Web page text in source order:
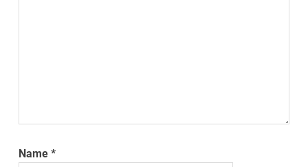
Name*